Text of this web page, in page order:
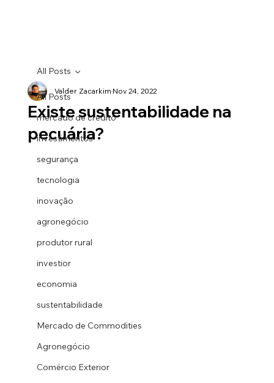
All Posts
mercado de credito
investimentos
segurança
tecnologia
inovação
agronegócio
produtor rural
investior
economia
sustentabilidade
Mercado de Commodities
Agronegócio
Comércio Exterior
All Posts
Existe sustentabilidade na
pecuária?
Valder ZacarkimNov 24, 2022